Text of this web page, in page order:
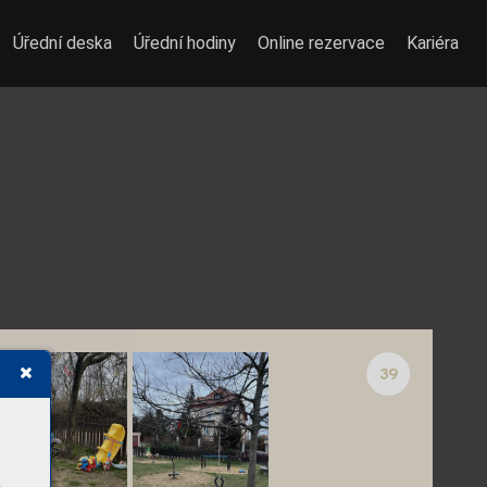
39
Úřední deska Úřední hodiny Online rezervace Kariéra